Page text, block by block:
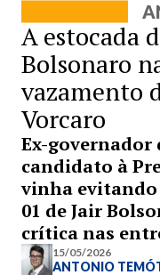
A estocada
Bolsonaro
vazamento
Vorcaro
Ex-governador
candidato à
vinha
01 de Jair
crítica nas
15/05/2026
ANTONIO